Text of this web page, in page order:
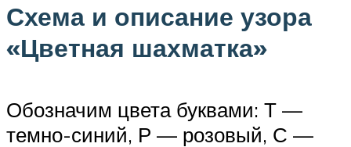
Схема и описание узора
«Цветная шахматка»
Обозначим цвета буквами: Т —
темно-синий, Р — розовый, С —